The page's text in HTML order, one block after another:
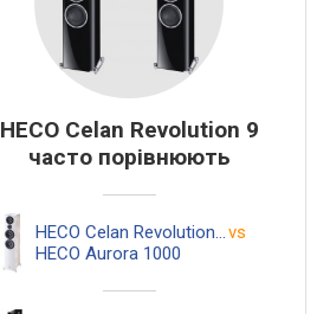
HECO Celan Revolution 9
часто порівнюють
HECO Celan Revolution 9vs
HECO Aurora 1000